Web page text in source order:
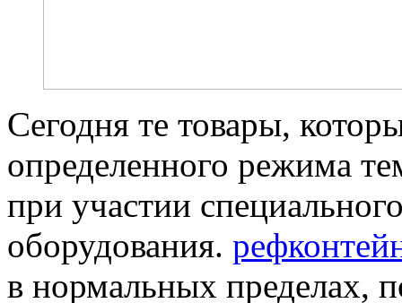
Сегодня те товары,
определенного режима
при участии
оборудования.
в нормальных пределах,